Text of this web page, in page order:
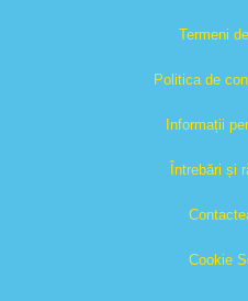
Termeni
Politica de
Informații
Întrebări și
Cookie